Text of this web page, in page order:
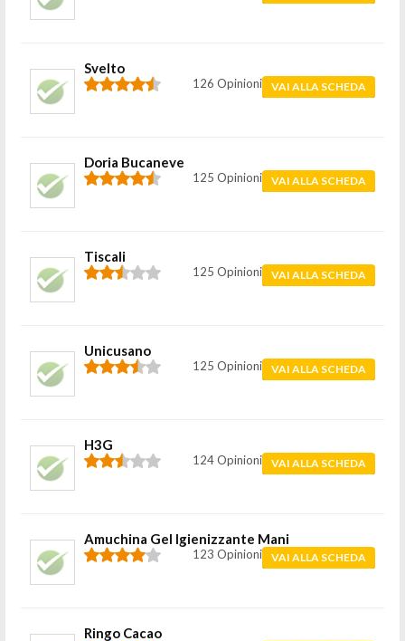
Svelto
126 Opinioni VAI ALLA SCHEDA
Doria Bucaneve
125 Opinioni VAI ALLA SCHEDA
Tiscali
125 Opinioni VAI ALLA SCHEDA
Unicusano
125 Opinioni VAI ALLA SCHEDA
H3G
124 Opinioni VAI ALLA SCHEDA
Amuchina Gel Igienizzante Mani
123 Opinioni VAI ALLA SCHEDA
Ringo Cacao